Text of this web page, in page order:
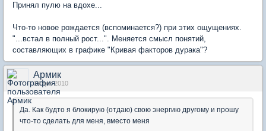
Принял пулю на вдохе...
Что-то новое рождается (вспоминается?) при этих ощущениях.
"...встал в полный рост...". Меняется смысл понятий,
составляющих в графике "Кривая факторов дурака"?
Армик
19 дек 2010
Да. Как будто я блокирую (отдаю) свою энергию другому и прошу
что-то сделать для меня, вместо меня